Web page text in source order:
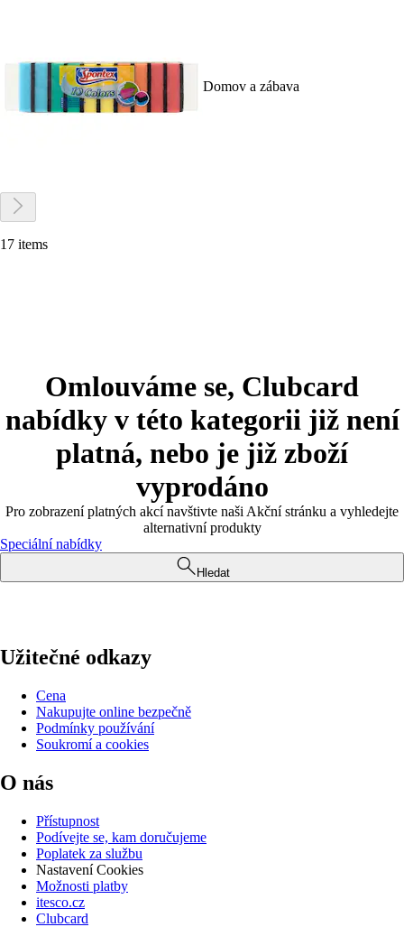
Domov a zábava
17 items
Omlouváme se, Clubcard
nabídky v této kategorii již není
platná, nebo je již zboží
vyprodáno
Pro zobrazení platných akcí navštivte naši Akční stránku a vyhledejte
alternativní produkty
Speciální nabídky
Hledat
Užitečné odkazy
Cena
Nakupujte online bezpečně
Podmínky používání
Soukromí a cookies
O nás
Přístupnost
Podívejte se, kam doručujeme
Poplatek za službu
Nastavení Cookies
Možnosti platby
itesco.cz
Clubcard